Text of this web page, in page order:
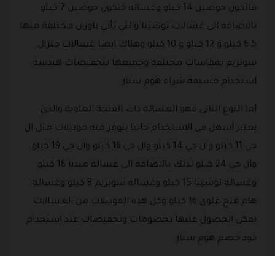
فالكون حوضين 14 كيلو وغساله كلكون حوضين 7 كيلو
بالاضافه الى غسالات توشيبا والتي تأتي باوزان مختلفة منها
6.5 كيلو و 12 كيلو و 10 كيلو وهناك ايضا غسالات جنرال
سوبريم بمقاسات مختلفه وجميعها بتخفيضات هندسة
استخدام قسيمة شراء هوم ستار .
أما النوع الثاني فهو الغسالة ذات الفتحة العلوية والذي
يعتبر أسهل في الاستخدام حاليا يتوفر منه موديلات مثل ال
جي 11 كيلو وال جي 14 كيلو وال جى 16 كيلو وال جي 19 كيلو
وال جي 24 كيلو لذلك بالاضافة الى غسالة ميديا 16 كيلو
وغساله توشيبا 15 كيلو وغساله سوبريم 8 كيلو وغساله
هام فتح علوي 16 كيلو وكل هذه الموديلات من الغسالات
يمكن الحصول عليها بخصومات وتخفيضات عند استخدام
كود خصم هوم ستار .